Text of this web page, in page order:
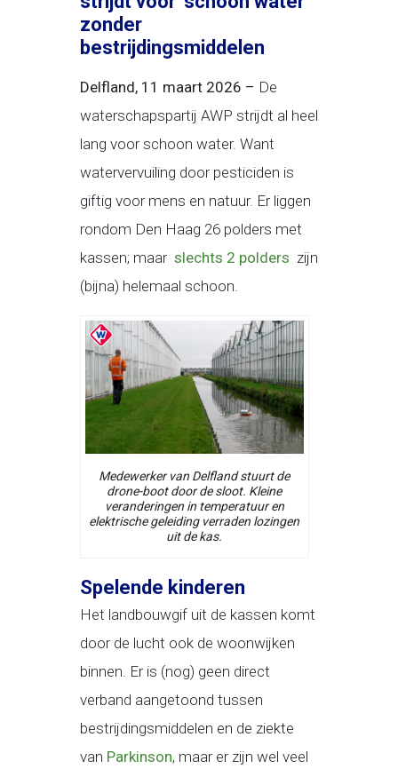
zonder
bestrijdingsmiddelen
Delfland, 11 maart 2026 – De
waterschapspartij AWP strijdt al heel
lang voor schoon water. Want
watervervuiling door pesticiden is
giftig voor mens en natuur. Er liggen
rondom Den Haag 26 polders met
kassen; maar slechts 2 polders zijn
(bijna) helemaal schoon.
Medewerker van Delfland stuurt de
drone-boot door de sloot. Kleine
veranderingen in temperatuur en
elektrische geleiding verraden lozingen
uit de kas.
Spelende kinderen
Het landbouwgif uit de kassen komt
door de lucht ook de woonwijken
binnen. Er is (nog) geen direct
verband aangetoond tussen
bestrijdingsmiddelen en de ziekte
van Parkinson, maar er zijn wel veel